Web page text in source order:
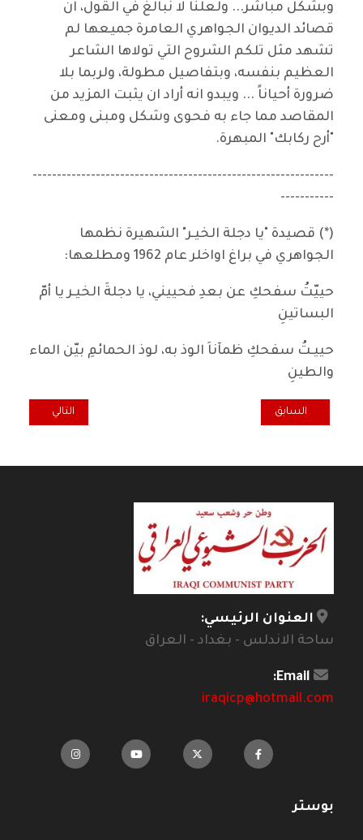
وبشكل مباشر... ولعلنا لا نبالغ في القول، ان
قصائد الديوان الجواهري العامرة جميعها لم
تشهد مثل تلكم الشروح التي تولاها الشاعر
العظيم بنفسه، وبتفاصيل مطولة، ولربما بلا
ضرورة أحياناً ... ويبدو انه أراد ان يثبت المزيد من
المقاصد مما جاء به فحوى وشكل ومبنى ومعنى
"أرح ركابك" المبهرة.
--------------------------------------------------------------
-----------
(*) قصيدة "يا دجلة الخيـر" الشهيرة نظمها
الجواهري في براغ اواخلر عام 1962 ومطلعها:
حييّتُ سفحكِ عن بعدِ فحييني، يا دجلةَ الخيـر يا أمّ
البساتينِ
حييـتُ سفحكِ ظمآناَ الوذ به، لوذ الحمائمِ بيّن الماء
والطينِ
المقال السابق: بريد سورة الفاتحة
السابق المقال التالي:
التالي
العنوان الرئيسي:
ساحة الاندلس - بغداد - العراق
Email:
iraqicp@hotmail.com
بوستر